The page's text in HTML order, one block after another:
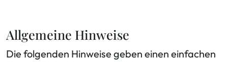
Allgemeine Hinweise
Die folgenden Hinweise geben einen einfachen